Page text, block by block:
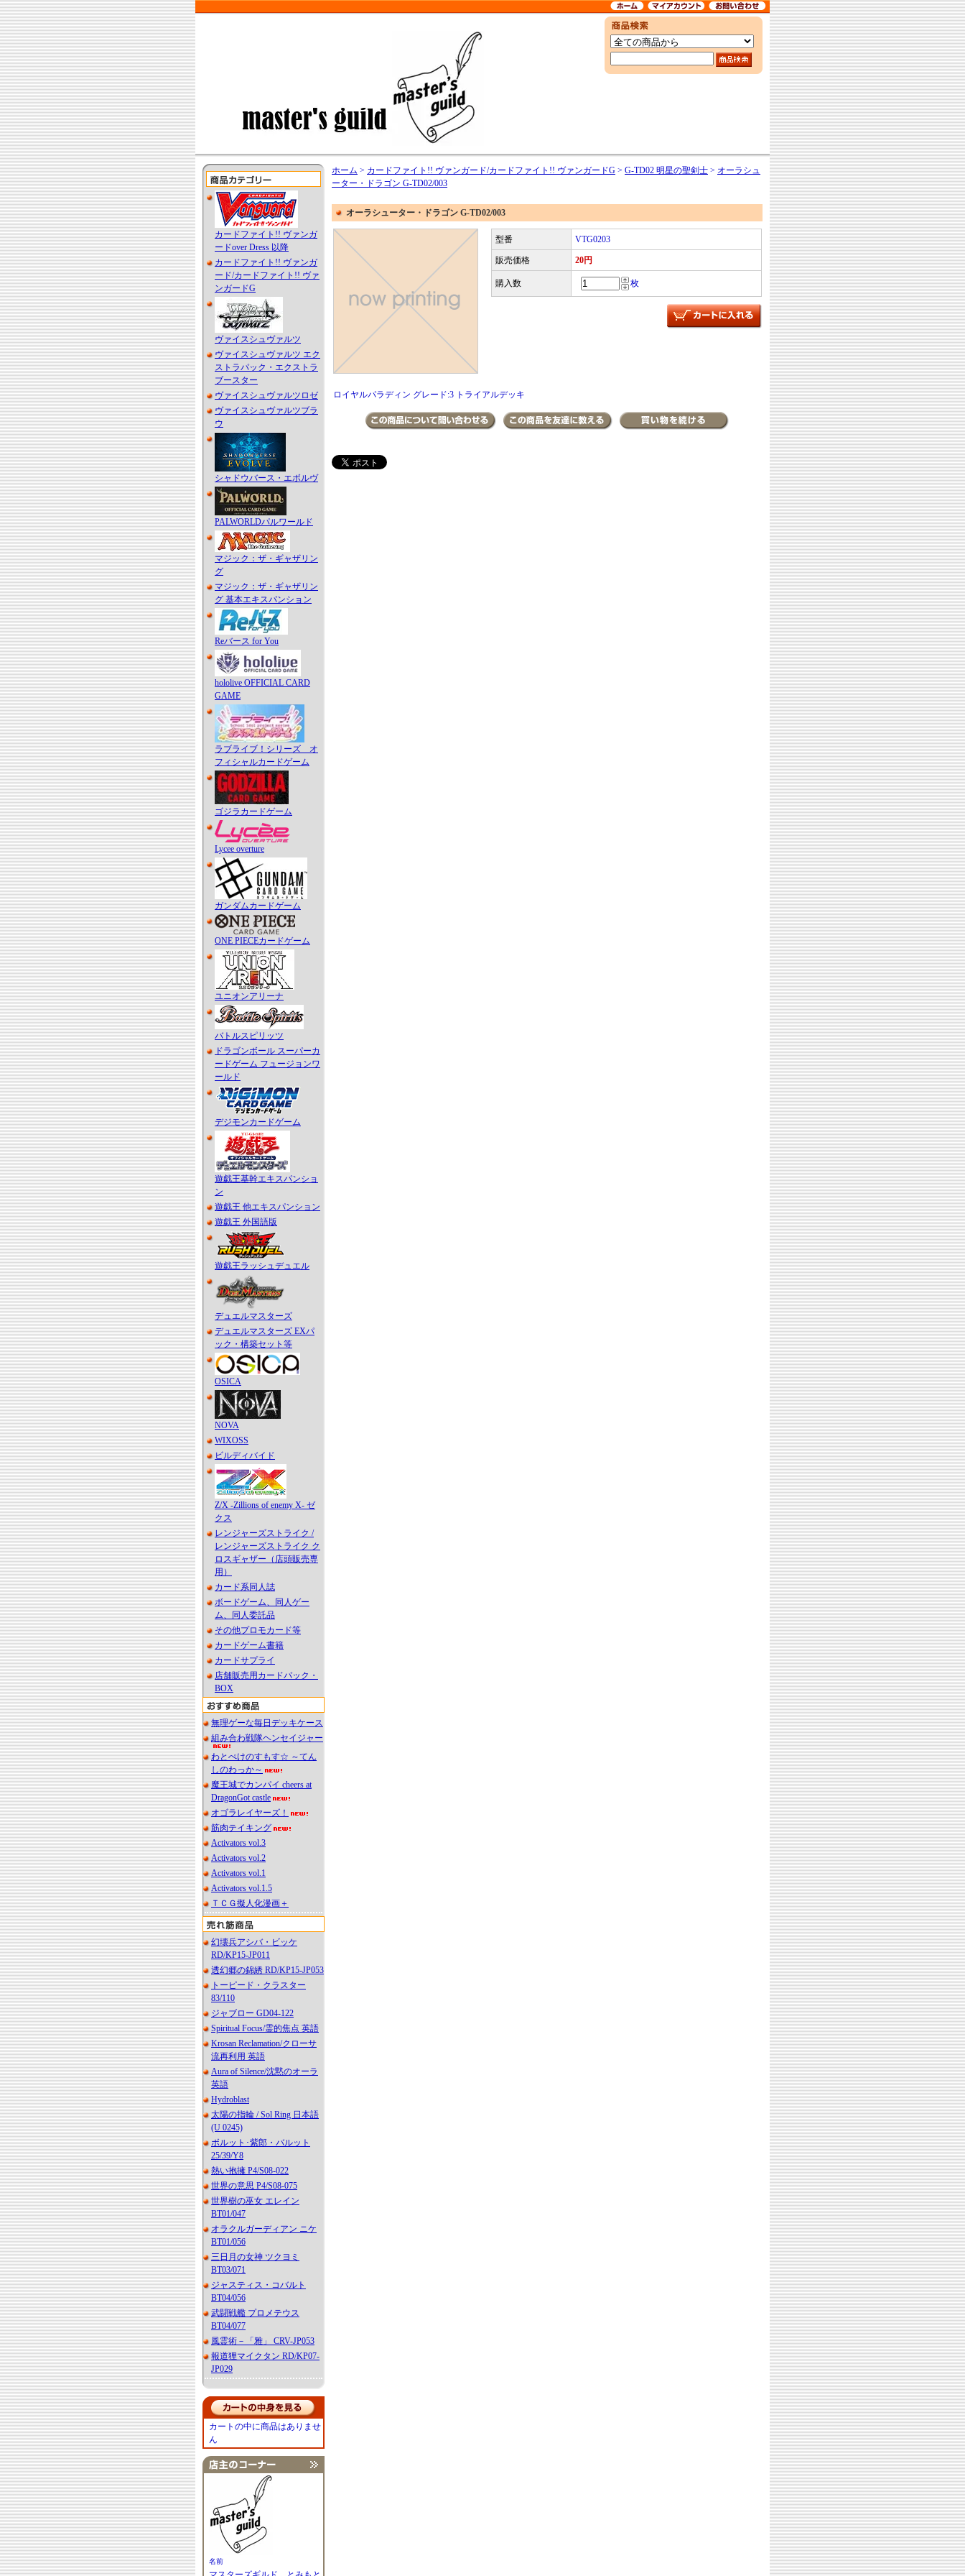
カードファイト!! ヴァンガ
ードover Dress 以降
カードファイト!! ヴァンガ
ード/カードファイト!! ヴァ
ンガードG
ヴァイスシュヴァルツ
ヴァイスシュヴァルツ エク
ストラパック・エクストラ
ブースター
ヴァイスシュヴァルツロゼ
ヴァイスシュヴァルツブラ
ウ
シャドウバース・エボルヴ
PALWORLDパルワールド
マジック：ザ・ギャザリン
グ
マジック：ザ・ギャザリン
グ 基本エキスパンション
Reバース for You
hololive OFFICIAL CARD
GAME
ラブライブ！シリーズ オ
フィシャルカードゲーム
ゴジラカードゲーム
Lycee overture
ガンダムカードゲーム
ONE PIECEカードゲーム
ユニオンアリーナ
バトルスピリッツ
ドラゴンボール スーパーカ
ードゲーム フュージョンワ
ールド
デジモンカードゲーム
遊戯王基幹エキスパンショ
ン
遊戯王 他エキスパンション
遊戯王 外国語版
遊戯王ラッシュデュエル
デュエルマスターズ
デュエルマスターズ EXパ
ック・構築セット等
OSICA
NOVA
WIXOSS
ビルディバイド
Z/X -Zillions of enemy X- ゼ
クス
レンジャーズストライク /
レンジャーズストライク ク
ロスギャザー（店頭販売専
用）
カード系同人誌
ボードゲーム、同人ゲー
ム、同人委託品
その他プロモカード等
カードゲーム書籍
カードサプライ
店舗販売用カードパック・
BOX
無理ゲーな毎日デッキケース
組み合わ戦隊ヘンセイジャー
わとぺけのすもす☆ ～てん
しのわっか～
魔王城でカンパイ cheers at
DragonGot castle
オゴラレイヤーズ！
筋肉テイキング
Activators vol.3
Activators vol.2
Activators vol.1
Activators vol.1.5
ＴＣＧ擬人化漫画＋
幻壊兵アシバ・ビッケ
RD/KP15-JP011
透幻郷の錦綉 RD/KP15-JP053
トーピード・クラスター
83/110
ジャブロー GD04-122
Spiritual Focus/霊的焦点 英語
Krosan Reclamation/クローサ
流再利用 英語
Aura of Silence/沈黙のオーラ
英語
Hydroblast
太陽の指輪 / Sol Ring 日本語
(U 0245)
ボルット･紫郎・バルット
25/39/Y8
熱い抱擁 P4/S08-022
世界の意思 P4/S08-075
世界樹の巫女 エレイン
BT01/047
オラクルガーディアン ニケ
BT01/056
三日月の女神 ツクヨミ
BT03/071
ジャスティス・コバルト
BT04/056
武闘戦艦 プロメテウス
BT04/077
風霊術－「雅」 CRV-JP053
報道狸マイクタン RD/KP07-
JP029
カートの中に商品はありませ
ん
名前
ホーム > カードファイト!! ヴァンガード/カードファイト!! ヴァンガードG > G-TD02 明星の聖剣士 > オーラシュ
ーター・ドラゴン G-TD02/003
オーラシューター・ドラゴン G-TD02/003
型番 VTG0203
販売価格 20円
購入数 枚
ロイヤルパラディン グレード:3 トライアルデッキ